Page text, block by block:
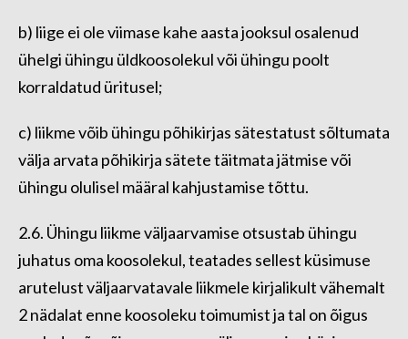
b) liige ei ole viimase kahe aasta jooksul osalenud
ühelgi ühingu üldkoosolekul või ühingu poolt
korraldatud üritusel;
c) liikme võib ühingu põhikirjas sätestatust sõltumata
välja arvata põhikirja sätete täitmata jätmise või
ühingu olulisel määral kahjustamise tõttu.
2.6. Ühingu liikme väljaarvamise otsustab ühingu
juhatus oma koosolekul, teatades sellest küsimuse
arutelust väljaarvatavale liikmele kirjalikult vähemalt
2 nädalat enne koosoleku toimumist ja tal on õigus